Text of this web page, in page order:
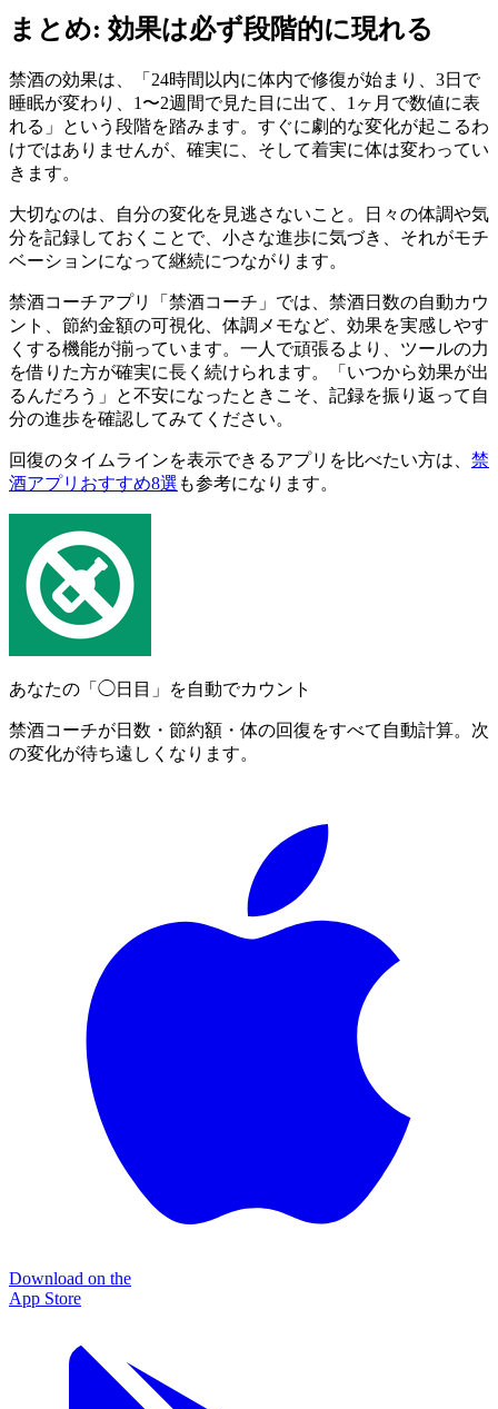
まとめ: 効果は必ず段階的に現れる
禁酒の効果は、「24時間以内に体内で修復が始まり、3日で
睡眠が変わり、1〜2週間で見た目に出て、1ヶ月で数値に表
れる」という段階を踏みます。すぐに劇的な変化が起こるわ
けではありませんが、確実に、そして着実に体は変わってい
きます。
大切なのは、自分の変化を見逃さないこと。日々の体調や気
分を記録しておくことで、小さな進歩に気づき、それがモチ
ベーションになって継続につながります。
禁酒コーチアプリ「禁酒コーチ」では、禁酒日数の自動カウ
ント、節約金額の可視化、体調メモなど、効果を実感しやす
くする機能が揃っています。一人で頑張るより、ツールの力
を借りた方が確実に長く続けられます。「いつから効果が出
るんだろう」と不安になったときこそ、記録を振り返って自
分の進歩を確認してみてください。
回復のタイムラインを表示できるアプリを比べたい方は、 禁
酒アプリおすすめ8選 も参考になります。
あなたの「◯日目」を自動でカウント
禁酒コーチが日数・節約額・体の回復をすべて自動計算。次
の変化が待ち遠しくなります。
Download on the
App Store